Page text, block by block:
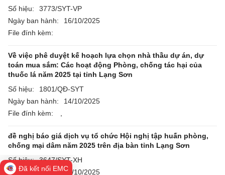
Số hiệu:
3773/SYT-VP
Ngày ban hành:
16/10/2025
File đính kèm:
Về việc phê duyệt kế hoạch lựa chọn nhà thầu dự án, dự
toán mua sắm: Các hoạt động Phòng, chống tác hại của
thuốc lá năm 2025 tại tỉnh Lạng Sơn
Số hiệu:
1801/QĐ-SYT
Ngày ban hành:
14/10/2025
File đính kèm:
đề nghị báo giá dịch vụ tổ chức Hội nghị tập huấn phòng,
chống mại dâm năm 2025 trên địa bàn tỉnh Lạng Sơn
Số hiệu:
3647/SYT-XH
Ngày ban hành:
09/10/2025
Đã kết nối EMC